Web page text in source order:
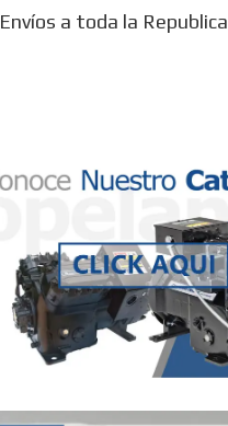
Envíos a toda la Republica